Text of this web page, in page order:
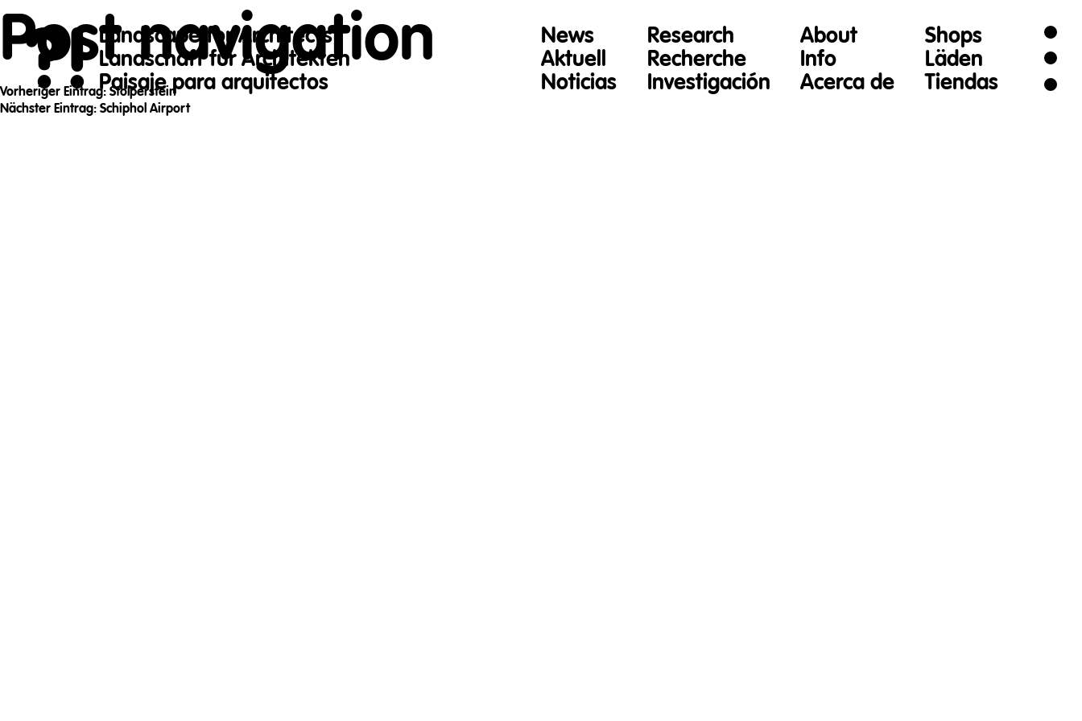
?! Landscape for Architects
Landschaft für Architekten
Paisaje para arquitectos
News
Aktuell
Noticias
Research
Recherche
Investigación
About
Info
Acerca de
Shops
Läden
Tiendas
Post navigation
Vorheriger Eintrag: Stolperstein
Nächster Eintrag: Schiphol Airport